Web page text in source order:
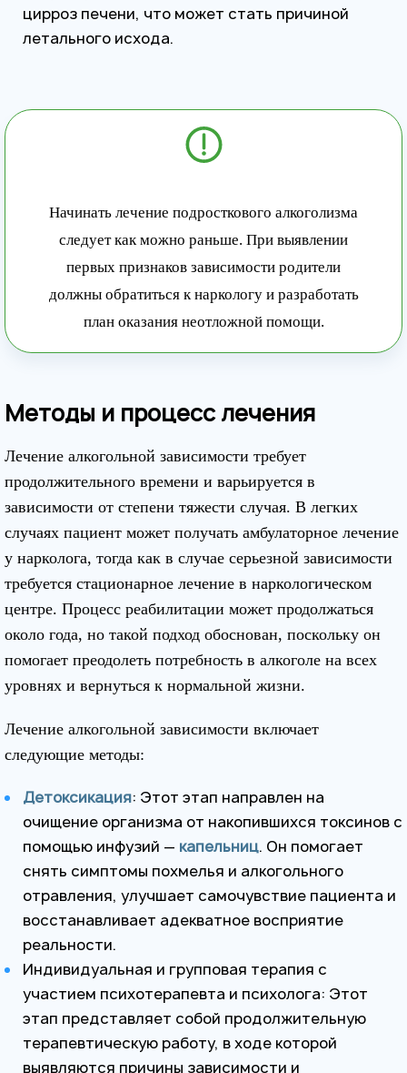
цирроз печени, что может стать причиной
летального исхода.
Начинать лечение подросткового алкоголизма
следует как можно раньше. При выявлении
первых признаков зависимости родители
должны обратиться к наркологу и разработать
план оказания неотложной помощи.
Методы и процесс лечения
Лечение алкогольной зависимости требует
продолжительного времени и варьируется в
зависимости от степени тяжести случая. В легких
случаях пациент может получать амбулаторное лечение
у нарколога, тогда как в случае серьезной зависимости
требуется стационарное лечение в наркологическом
центре. Процесс реабилитации может продолжаться
около года, но такой подход обоснован, поскольку он
помогает преодолеть потребность в алкоголе на всех
уровнях и вернуться к нормальной жизни.
Лечение алкогольной зависимости включает
следующие методы:
Детоксикация: Этот этап направлен на
очищение организма от накопившихся токсинов с
помощью инфузий — капельниц. Он помогает
снять симптомы похмелья и алкогольного
отравления, улучшает самочувствие пациента и
восстанавливает адекватное восприятие
реальности.
Индивидуальная и групповая терапия с
участием психотерапевта и психолога: Этот
этап представляет собой продолжительную
терапевтическую работу, в ходе которой
выявляются причины зависимости и